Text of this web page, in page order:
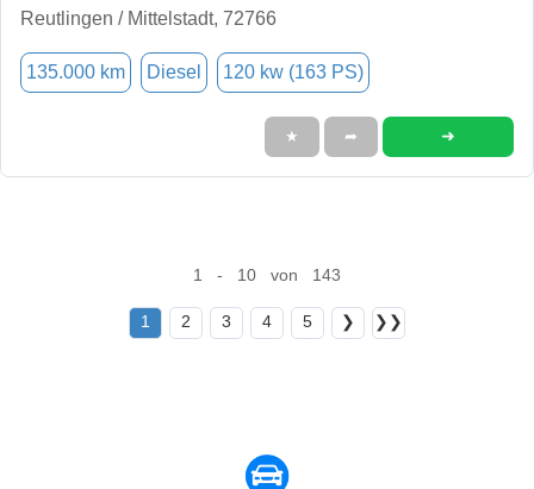
Reutlingen / Mittelstadt, 72766
135.000 km Diesel 120 kw (163 PS)
★ ➦ ➜
1 - 10 von 143
1 2 3 4 5 ❯ ❯❯